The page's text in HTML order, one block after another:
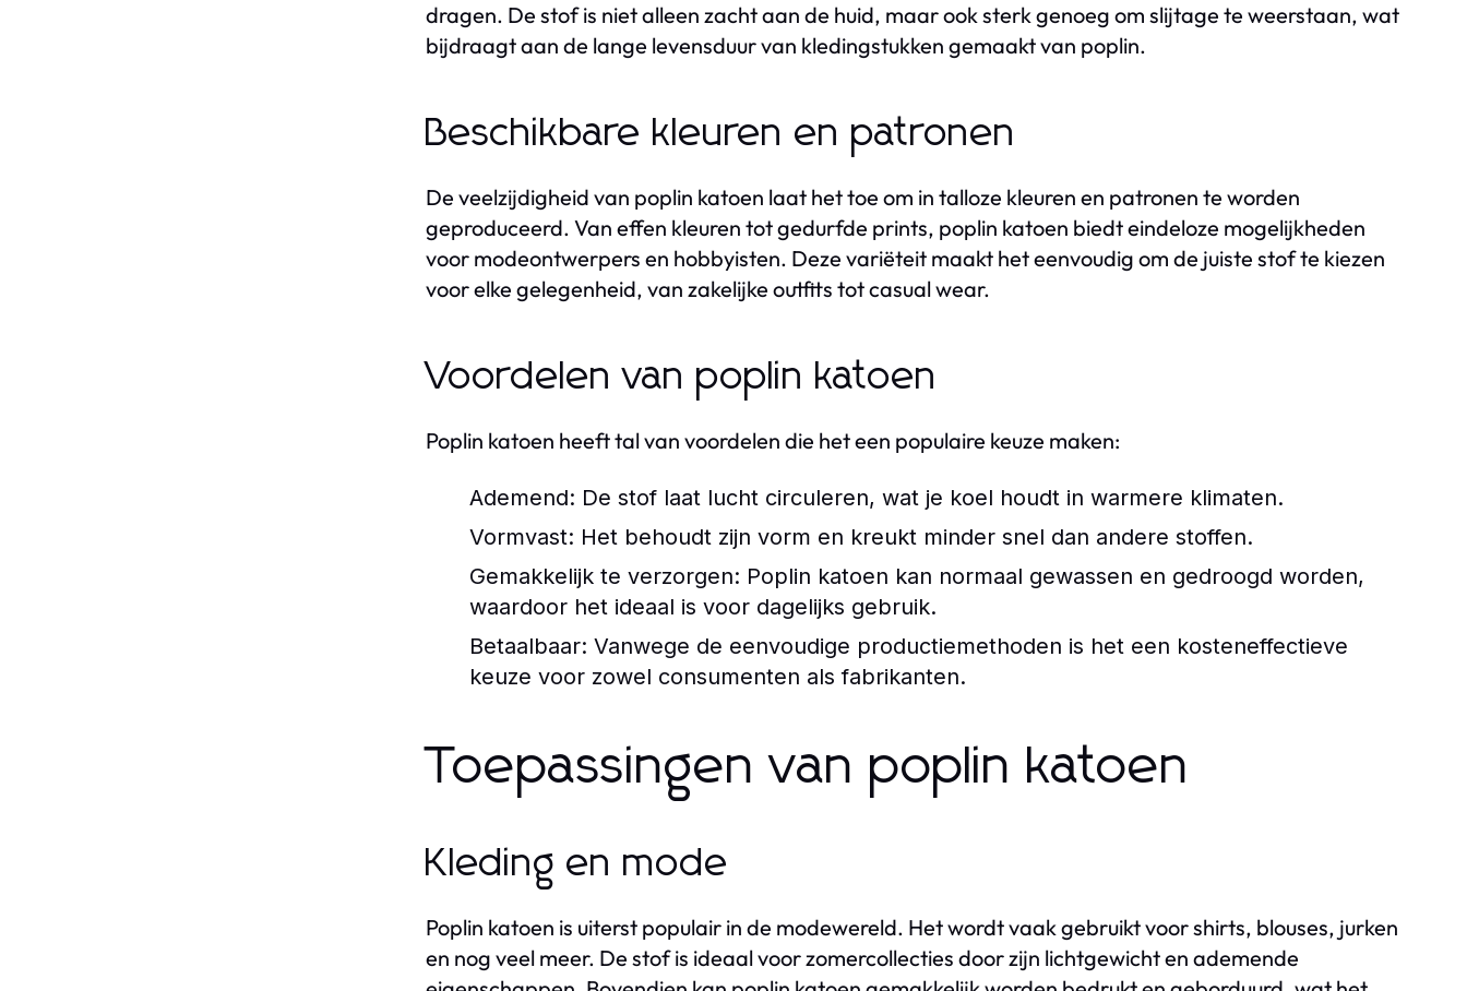
dragen. De stof is niet alleen zacht aan de huid, maar ook sterk genoeg om slijtage te weerstaan, wat
bijdraagt aan de lange levensduur van kledingstukken gemaakt van poplin.
Beschikbare kleuren en patronen
De veelzijdigheid van poplin katoen laat het toe om in talloze kleuren en patronen te worden
geproduceerd. Van effen kleuren tot gedurfde prints, poplin katoen biedt eindeloze mogelijkheden
voor modeontwerpers en hobbyisten. Deze variëteit maakt het eenvoudig om de juiste stof te kiezen
voor elke gelegenheid, van zakelijke outfits tot casual wear.
Voordelen van poplin katoen
Poplin katoen heeft tal van voordelen die het een populaire keuze maken:
Ademend: De stof laat lucht circuleren, wat je koel houdt in warmere klimaten.
Vormvast: Het behoudt zijn vorm en kreukt minder snel dan andere stoffen.
Gemakkelijk te verzorgen: Poplin katoen kan normaal gewassen en gedroogd worden,
waardoor het ideaal is voor dagelijks gebruik.
Betaalbaar: Vanwege de eenvoudige productiemethoden is het een kosteneffectieve
keuze voor zowel consumenten als fabrikanten.
Toepassingen van poplin katoen
Kleding en mode
Poplin katoen is uiterst populair in de modewereld. Het wordt vaak gebruikt voor shirts, blouses, jurken
en nog veel meer. De stof is ideaal voor zomercollecties door zijn lichtgewicht en ademende